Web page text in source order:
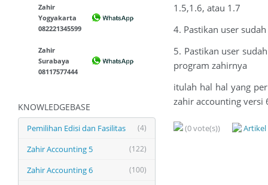
Zahir
Yogyakarta
082221345599
Zahir
Surabaya
08117577444
KNOWLEDGEBASE
(4)
Pemilihan Edisi dan Fasilitas
(122)
Zahir Accounting 5
(100)
Zahir Accounting 6
1.5,1.6, atau 1.7
4. Pastikan user
5. Pastikan user
program zahirnya
itulah hal hal yang
zahir accounting
(0 vote(s))